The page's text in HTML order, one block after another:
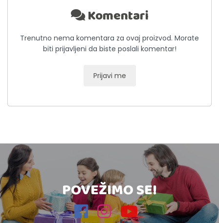
Komentari
Trenutno nema komentara za ovaj proizvod. Morate
biti prijavljeni da biste poslali komentar!
Prijavi me
POVEŽIMO SE!